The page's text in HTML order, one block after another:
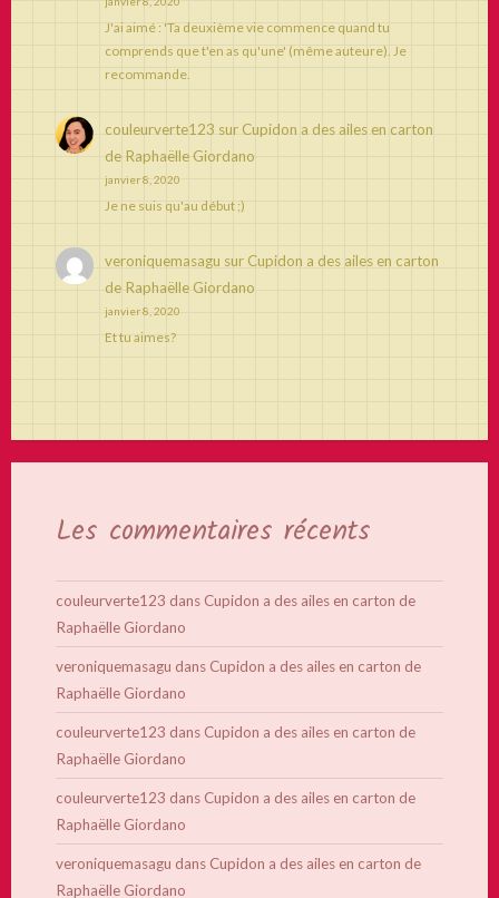
J'ai aimé : 'Ta deuxième vie commence quand tu
comprends que t'en as qu'une' (même auteure). Je
recommande.
couleurverte123 sur Cupidon a des ailes en carton
de Raphaëlle Giordano
janvier 8, 2020
Je ne suis qu'au début ;)
veroniquemasagu sur Cupidon a des ailes en carton
de Raphaëlle Giordano
janvier 8, 2020
Et tu aimes?
Les commentaires récents
couleurverte123 dans Cupidon a des ailes en carton de
Raphaëlle Giordano
veroniquemasagu dans Cupidon a des ailes en carton de
Raphaëlle Giordano
couleurverte123 dans Cupidon a des ailes en carton de
Raphaëlle Giordano
couleurverte123 dans Cupidon a des ailes en carton de
Raphaëlle Giordano
veroniquemasagu dans Cupidon a des ailes en carton de
Raphaëlle Giordano